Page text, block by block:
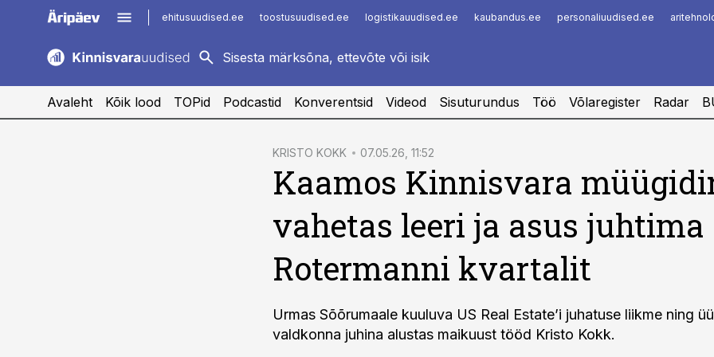
ehitusuudised.ee toostusuudised.ee logistikauudised.ee kaubandus.ee personaliuudised.ee
kaubandus.ee
logistikauudised.ee
imelineajalugu.ee
Infopank
Avaleht Kõik lood TOPid Podcastid Konverentsid Videod Sisuturundus Töö Võlaregister Radar
KRISTO KOKK 07.05.26, 11:52
Kaamos Kinnisvara
vahetas leeri ja asus juhtima
Rotermanni kvartalit
Urmas Sõõrumaale kuuluva US Real Estate’i juhatuse liikme ning
valdkonna juhina alustas maikuust tööd Kristo Kokk.